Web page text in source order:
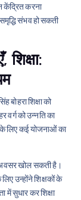
केंद्रित करना
संभव हो सकती
शिक्षा:
बोहरा शिक्षा को
वर्ग को उन्नति का
लिए कई योजनाओं का
अवसर खोल सकती है।
उन्होंने शिक्षकों के
में सुधार कर शिक्षा